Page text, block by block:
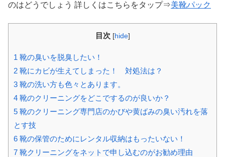
のはどうでしょう 詳しくはこちらをタップ⇒美靴パック
目次 [hide]
1 靴の臭いを脱臭したい！
2 靴にカビが生えてしまった！ 対処法は？
3 靴の洗い方も色々とあります。
4 靴のクリーニングをどこでするのが良いか？
5 靴のクリーニング専門店のかびや黄ばみの臭い汚れを落
とす技
6 靴の保管のためにレンタル収納はもったいない！
7 靴クリーニングをネットで申し込むのがお勧め理由